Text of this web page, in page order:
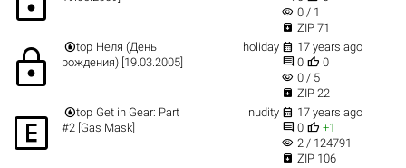
visibility 0 / 1
 ZIP 71
lock top Неля (День
рождения) [19.03.2005]
holiday  17 years ago
 0  0
visibility 0 / 5
 ZIP 22
 top Get in Gear: Part
#2 [Gas Mask]
nudity  17 years ago
 0  +1
visibility 2 / 124791
 ZIP 106